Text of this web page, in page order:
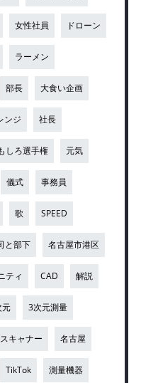
女性社員 ドローン
ラーメン
部長 大食い企画
ンジ 社長
しろ選手権 元気
儀式 事務員
歌 SPEED
と部下 名古屋市港区
ティ CAD 解説
元 3次元測量
キャナー 名古屋
TikTok 測量機器